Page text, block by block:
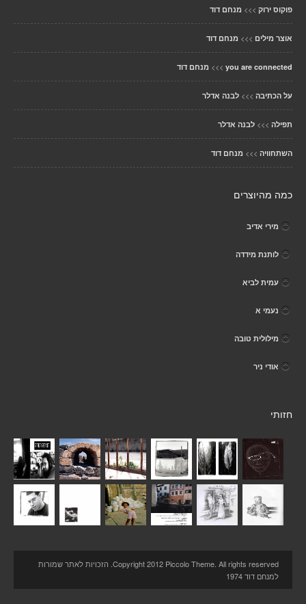
פוקוס ירוק >>> מנחם דוד
אוצר מילים >>> מנחם דוד
you are connected
>>> מנחם דוד
על הכתיבה >>> לבנה אדלר
תפילה >>> לבנה אדלר
השתחוויה >>> מנחם דוד
כמה מהיוצרים
מירי אדיב
לותנת מידדה
עמית לביא
נעמי א
מילולית טובה
אודי ניר
חזותי
Copyright 2012 Piccolo Theme. All rights reserved. הזכויות לאתר שמורות
למנחם דוד 1974